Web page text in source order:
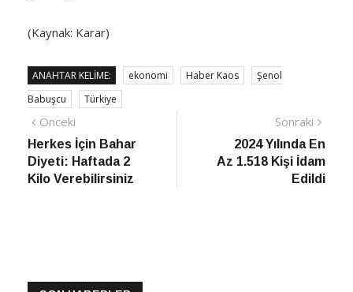
(Kaynak: Karar)
ANAHTAR KELIME: ekonomi Haber Kaos
Şenol
Babuşcu
Türkiye
Yazı
gezinmesi
Önceki
haber
Herkes İçin Bahar
Diyeti: Haftada 2
Kilo Verebilirsiniz
Sonraki
2024 Yılında En
Az 1.518 Kişi İdam
Edildi